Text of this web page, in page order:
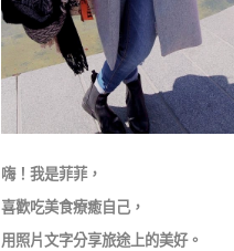
嗨！我是菲菲，
喜歡吃美食療癒自己，
用照片文字分享旅途上的美好。